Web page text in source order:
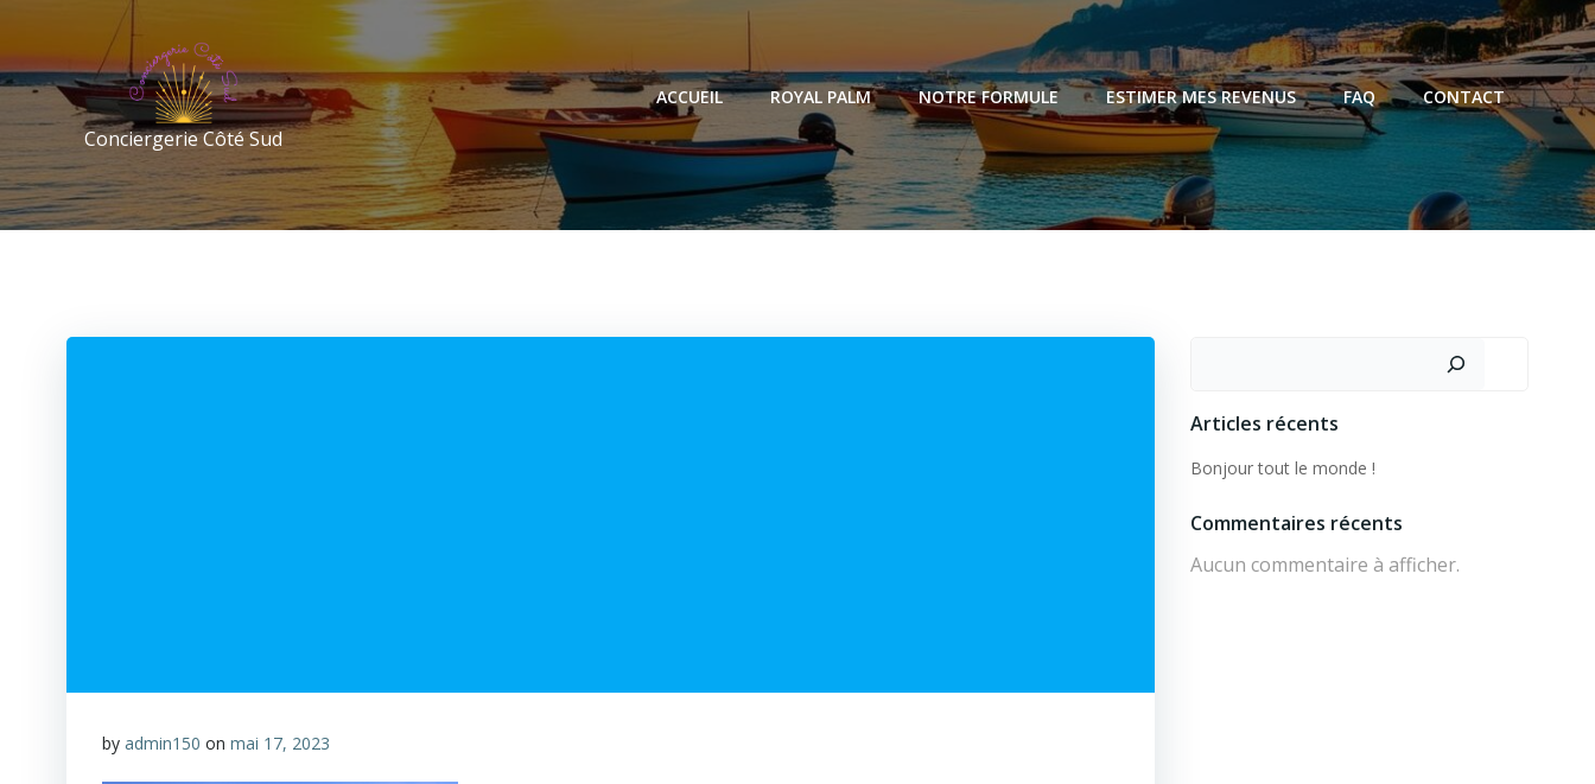
Conciergerie Côté Sud
ACCUEIL ROYAL PALM NOTRE FORMULE ESTIMER MES REVENUS FAQ CONTACT
by admin150 on mai 17, 2023
Articles récents
Bonjour tout le monde !
Commentaires récents
Aucun commentaire à afficher.